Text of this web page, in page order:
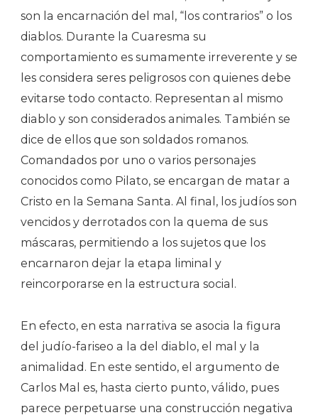
son la encarnación del mal, “los contrarios” o los
diablos. Durante la Cuaresma su
comportamiento es sumamente irreverente y se
les considera seres peligrosos con quienes debe
evitarse todo contacto. Representan al mismo
diablo y son considerados animales. También se
dice de ellos que son soldados romanos.
Comandados por uno o varios personajes
conocidos como Pilato, se encargan de matar a
Cristo en la Semana Santa. Al final, los judíos son
vencidos y derrotados con la quema de sus
máscaras, permitiendo a los sujetos que los
encarnaron dejar la etapa liminal y
reincorporarse en la estructura social.
En efecto, en esta narrativa se asocia la figura
del judío-fariseo a la del diablo, el mal y la
animalidad. En este sentido, el argumento de
Carlos Mal es, hasta cierto punto, válido, pues
parece perpetuarse una construcción negativa